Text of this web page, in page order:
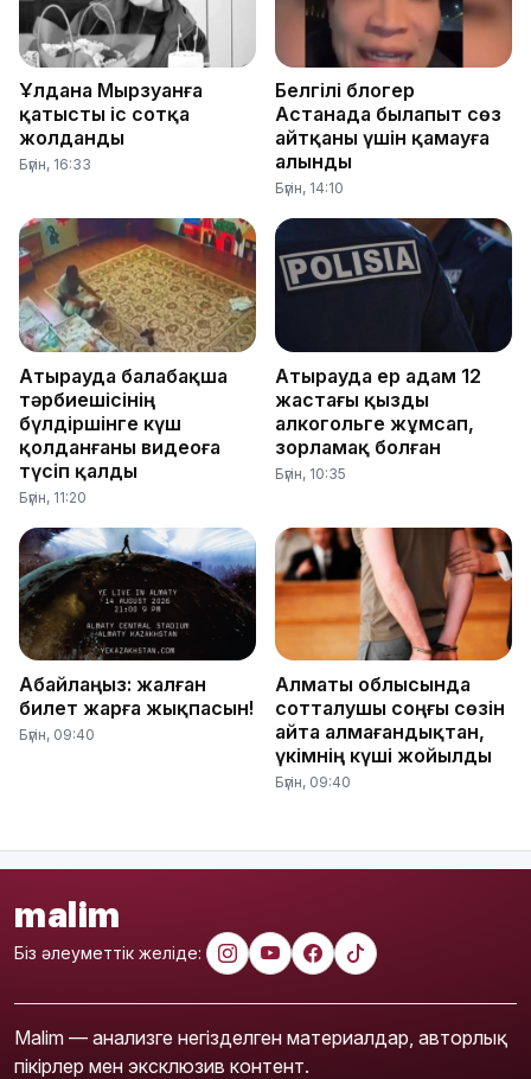
Ұлдана Мырзуанға
қатысты іс сотқа
жолданды
Бүгін, 16:33
Белгілі блогер
Астанада былапыт сөз
айтқаны үшін қамауға
алынды
Бүгін, 14:10
Атырауда балабақша
тәрбиешісінің
бүлдіршінге күш
қолданғаны видеоға
түсіп қалды
Бүгін, 11:20
Атырауда ер адам 12
жастағы қызды
алкогольге жұмсап,
зорламақ болған
Бүгін, 10:35
Абайлаңыз: жалған
билет жарға жықпасын!
Бүгін, 09:40
Алматы облысында
сотталушы соңғы сөзін
айта алмағандықтан,
үкімнің күші жойылды
Бүгін, 09:40
malim
Біз әлеуметтік желіде:
Malim — анализге негізделген материалдар, авторлық
пікірлер мен эксклюзив контент.